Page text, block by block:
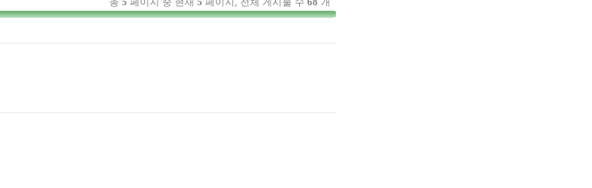
총 5 페이지 중 현재 5 페이지, 전체 게시물 수 68 개